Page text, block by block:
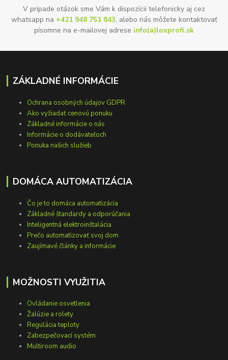
V prípade otázok sme Vám k dispozícii telefonicky aj cez
whatsapp na +421 948 751 843, alebo nás môžete kontaktovať
písomne na e-mailovej adrese info(a)loxprofi.sk
ZÁKLADNÉ INFORMÁCIE
Ochrana osobných údajov GDPR
Ako vyžiadať cenovú ponuku
Základné informácie o nás
Informácie o dodávateľoch
Ponuka našich služieb
DOMÁCA AUTOMATIZÁCIA
Čo je to domáca automatizácia
Základné štandardy a odporúčania
Inteligentná elektroinštalácia
Prečo automatizovať svoj dom
Zaujímavé články a informácie
MOŽNOSTI VYUŽITIA
Ovládanie osvetlenia
Žalúzie a rolety
Regulácia teploty
Zabezpečovací systém
Multiroom audio